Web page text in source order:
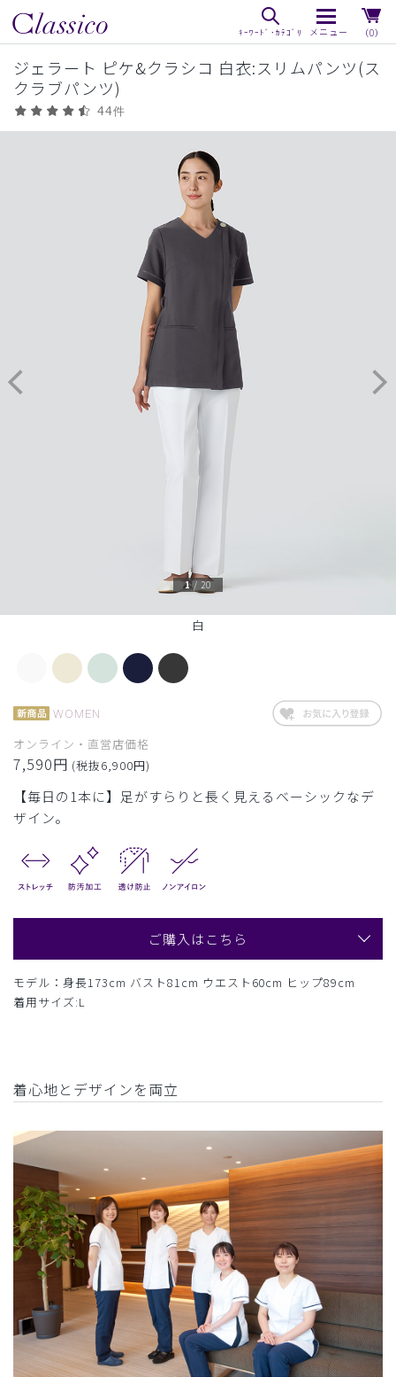
（0）
ジェラート ピケ&クラシコ 白衣:スリムパンツ(ス
クラブパンツ)
44件
白
1/20
WOMEN
オンライン・直営店価格
7,590円 (税抜6,900円)
【毎日の1本に】足がすらりと長く見えるベーシックなデ
ザイン。
ご購入はこちら
モデル：身長173cm バスト81cm ウエスト60cm ヒップ89cm
着用サイズ:L
着心地とデザインを両立